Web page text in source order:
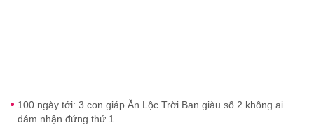
100 ngày tới: 3 con giáp Ăn Lộc Trời Ban giàu số 2 không ai
dám nhận đứng thứ 1